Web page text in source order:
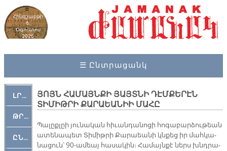
Հինգշաբթի
6,
Օգոստոս
2026
☰ Ընտրացանկ
ԼՐԱՀՈՍ
ԹՐՔԱՀԱՅ ԿԵԱՆՔ
ԸՆԿԵՐԱՄՇԱԿՈՒԹԱՅԻՆ
ՅՈՅՆ ՀԱՄԱՅՆՔԻ ՅԱՅՏՆԻ ԴԷՄՔԵՐԷՆ
ՏԻՄԻԹՐԻ ՔԱՐԱԵԱՆԻԻ ՄԱՀԸ
Պա­լըք­լըի յու­նա­կան հի­ւան­դա­նո­ցի հո­գա­բար­ձու­թեան
ա­տե­նա­պետ Տի­միթ­րի Քա­րաեա­նի կնքեց իր մահ­կա­
նա­ցուն՝ 90-ա­մեայ հա­սա­կին։ Հա­մայն­քէ ներս խնդրա­